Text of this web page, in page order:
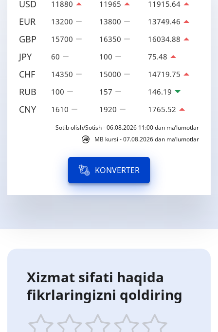
USD 11880 11965 11915.64
EUR 13200 13800 13749.46
GBP 15700 16350 16034.88
JPY 60 100 75.48
CHF 14350 15000 14719.75
RUB 100 157 146.19
CNY 1610 1920 1765.52
Sotib olish/Sotish - 06.08.2026 11:00 dan ma’lumotlar
MB kursi - 07.08.2026 dan ma’lumotlar
KONVERTER
Xizmat sifati haqida
fikrlaringizni qoldiring